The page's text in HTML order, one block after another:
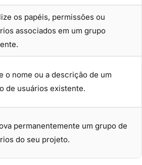
os papéis, permissões ou
associados em um grupo
o nome ou a descrição de um
de usuários existente.
permanentemente um grupo de
do seu projeto.